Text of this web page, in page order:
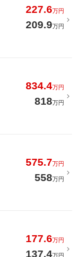
227.6万円
209.9万円
834.4万円
818万円
575.7万円
558万円
177.6万円
137.4万円